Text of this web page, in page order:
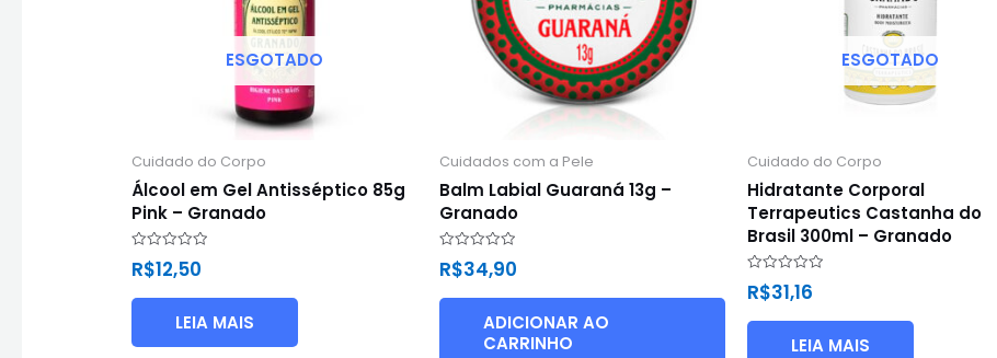
ESGOTADO
Cuidado do Corpo
Álcool em Gel Antisséptico 85g
Pink – Granado
Avaliação
0
5
R$12,50
LEIA MAIS
Cuidados com a Pele
Balm Labial Guaraná 13g –
Granado
Avaliação
0
5
R$34,90
ADICIONAR AO
CARRINHO
ESGOTADO
Cuidado do Corpo
Hidratante Corporal
Terrapeutics Castanha do
Brasil 300ml – Granado
Avaliação
0
5
R$31,16
LEIA MAIS